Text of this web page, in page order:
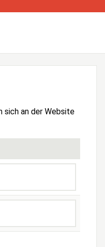
sich an der Website